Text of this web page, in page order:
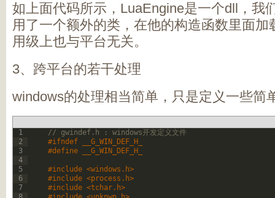
如上面代码所示，LuaEngine是一个dll，我
用了一个额外的类，在他的构造函数里面
用级上也与平台无关。
3、跨平台的若干处理
windows的处理相当简单，只是定义一些简
1
2
3
4
5
6
7
// gwindef.h : windows开发定义文件
#ifndef __G_WIN_DEF_H_
#define __G_WIN_DEF_H_
#include <windows.h>
#include <process.h>
#include <tchar.h>